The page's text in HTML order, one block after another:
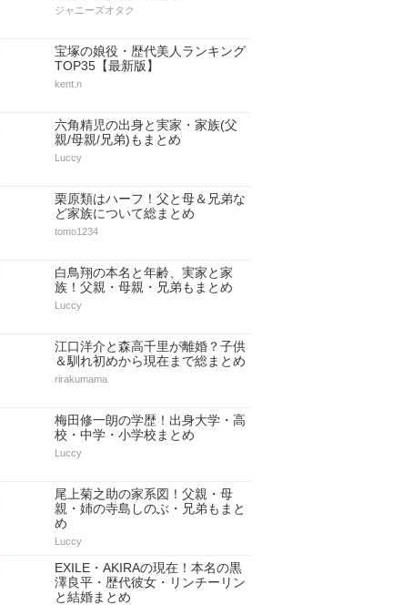
ジャニーズオタク
宝塚の娘役・歴代美人ランキング
TOP35【最新版】
kent.n
六角精児の出身と実家・家族(父
親/母親/兄弟)もまとめ
Luccy
栗原類はハーフ！父と母＆兄弟な
ど家族について総まとめ
tomo1234
白鳥翔の本名と年齢、実家と家
族！父親・母親・兄弟もまとめ
Luccy
江口洋介と森高千里が離婚？子供
＆馴れ初めから現在まで総まとめ
rirakumama
梅田修一朗の学歴！出身大学・高
校・中学・小学校まとめ
Luccy
尾上菊之助の家系図！父親・母
親・姉の寺島しのぶ・兄弟もまと
め
Luccy
EXILE・AKIRAの現在！本名の黒
澤良平・歴代彼女・リンチーリン
と結婚まとめ